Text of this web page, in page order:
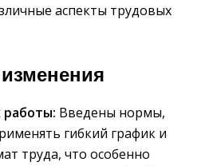
аспекты трудовых
работы: Введены нормы,
гибкий график и
труда, что особенно